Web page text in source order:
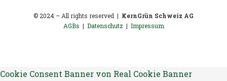
© 2024 – All rights reserved | KernGrün Schweiz AG
AGBs | Datenschutz | Impressum
Cookie Consent Banner von Real Cookie Banner